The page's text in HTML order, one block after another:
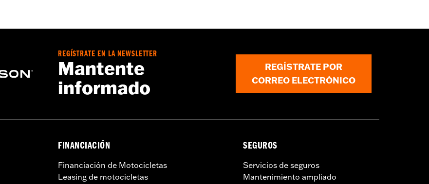
con kit de embrague Screamin’ Eagle® A&S N/P 37000026.
50-State U.S. EPA compliant for sale and use on all applicable vehicles, including those that
Motor Parts and Accessories or Screamin’ Eagle Accessories catalog for fitment information.
are intended for the experienced rider only.
REGÍSTRATE EN LA NEWSLETTER
Mantente
informado
REGÍSTRATE POR
CORREO ELECTRÓNICO
FINANCIACIÓN
Financiación de Motocicletas
Leasing de motocicletas
SEGUROS
Servicios de seguros
Mantenimiento ampliado